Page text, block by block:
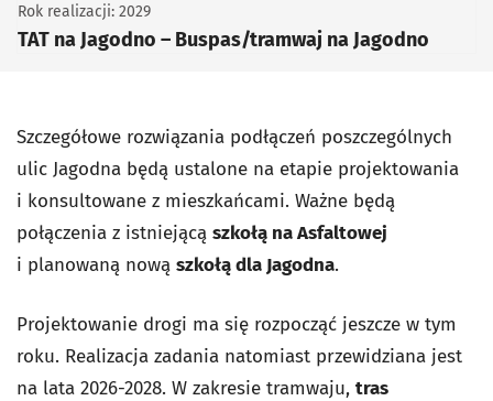
TAT na Jagodno – Buspas/tramwaj na Jagodno
Rok realizacji: 2029
Szczegółowe rozwiązania podłączeń poszczególnych
ulic Jagodna będą ustalone na etapie projektowania
i konsultowane z mieszkańcami. Ważne będą
połączenia z istniejącą szkołą na Asfaltowej
i planowaną nową szkołą dla Jagodna.
Projektowanie drogi ma się rozpocząć jeszcze w tym
roku. Realizacja zadania natomiast przewidziana jest
na lata 2026-2028. W zakresie tramwaju, tras